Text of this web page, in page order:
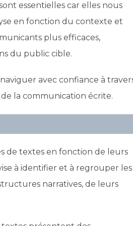
essentielles car elles nous
en fonction du contexte et
plus efficaces,
du public cible.
avec confiance à
la communication écrite.
de textes en fonction de leurs
à identifier et à regrouper les
narratives, de leurs